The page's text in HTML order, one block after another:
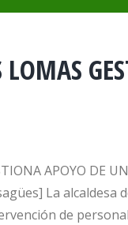
LOMAS
APOYO DE
La alcaldesa
de